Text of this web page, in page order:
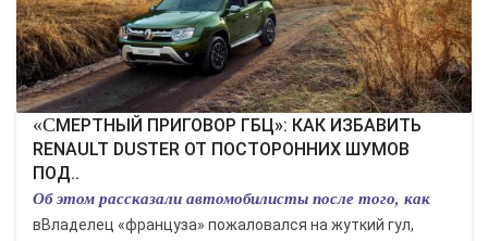
«СМЕРТНЫЙ ПРИГОВОР ГБЦ»: КАК ИЗБАВИТЬ
RENAULT DUSTER ОТ ПОСТОРОННИХ ШУМОВ
ПОД..
Об этом рассказали автомобилисты после того, как
вВладелец «француза» пожаловался на жуткий гул,